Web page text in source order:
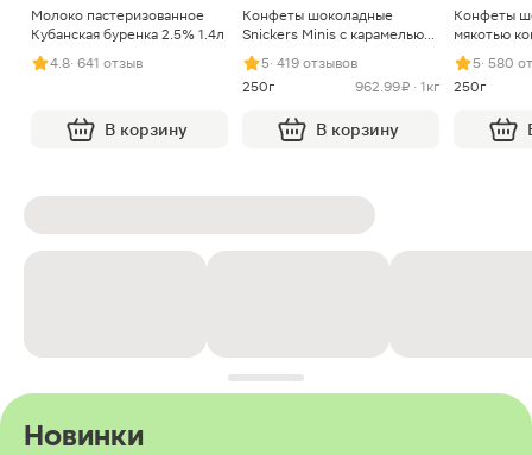
Молоко пастеризованное
Кубанская буренка 2.5% 1.4л
4.8· 641 отзыв
В корзину
Конфеты шоколадные
Snickers Minis с карамелью
арахисом и нугой
5· 419 отзывов
250г
962.99 ₽ · 1кг
В корзину
Конфеты
мякотью
5· 580
250г
Новинки